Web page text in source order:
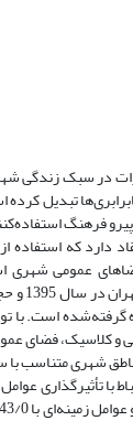
در سبک زندگی
تبدیل
فرهنگ
که استفاده
عمومی شهری
پرسشنامه
بهره گرفته‌شده
کلاسیک، فضای
شهری متناسب با
با تأثیرگذاری